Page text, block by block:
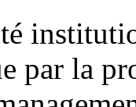
par la